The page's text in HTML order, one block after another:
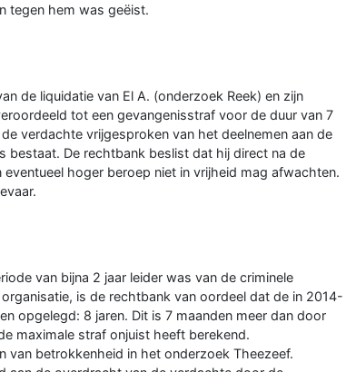
tegen hem was geëist.
de liquidatie van El A. (onderzoek Reek) en zijn
tot een gevangenisstraf voor de duur van 7
verdachte vrijgesproken van het deelnemen aan de
bestaat. De rechtbank beslist dat hij direct na de
hoger beroep niet in vrijheid mag afwachten.
van bijna 2 jaar leider was van de criminele
is de rechtbank van oordeel dat de in 2014-
opgelegd: 8 jaren. Dit is 7 maanden meer dan door
maximale straf onjuist heeft berekend.
van betrokkenheid in het onderzoek Theezeef.